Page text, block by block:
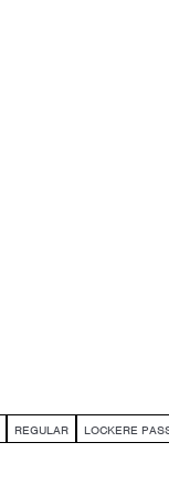
REGULAR LOCKERE